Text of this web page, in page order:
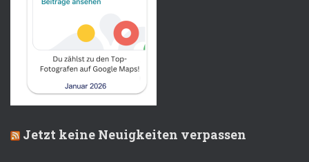
Jetzt keine Neuigkeiten verpassen